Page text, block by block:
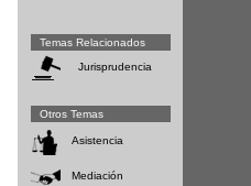
Temas Relacionados
Jurisprudencia
Otros Temas
Asistencia
Mediación